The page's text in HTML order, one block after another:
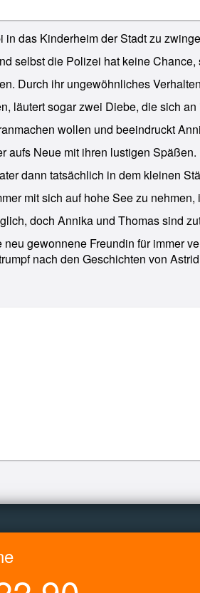
in das Kinderheim der Stadt zu
selbst die Polizei hat keine
Durch ihr ungewöhnliches
läutert sogar zwei Diebe, die sich
wollen und beeindruckt
aufs Neue mit ihren lustigen Späßen.
dann tatsächlich in dem kleinen
mit sich auf hohe See zu
doch Annika und Thomas sind
neu gewonnene Freundin für immer
nach den Geschichten von